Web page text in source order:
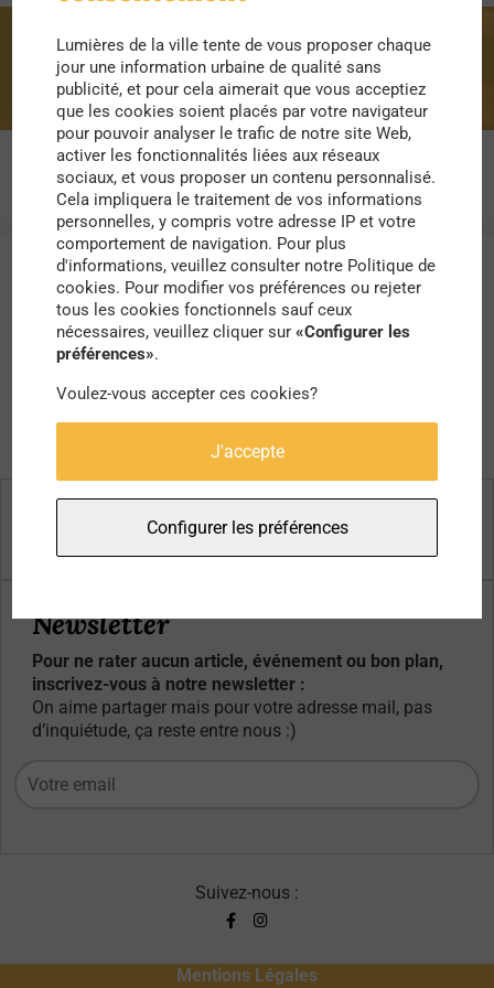
moustiques
Newsletter
Pour ne rater aucun article, événement ou bon plan,
inscrivez-vous à notre newsletter :
On aime partager mais pour votre adresse mail, pas
d’inquiétude, ça reste entre nous :)
Suivez-nous :
Mentions Légales
Lumières de la ville tente de vous proposer chaque
jour une information urbaine de qualité sans
publicité, et pour cela aimerait que vous acceptiez
que les cookies soient placés par votre navigateur
pour pouvoir analyser le trafic de notre site Web,
activer les fonctionnalités liées aux réseaux
sociaux, et vous proposer un contenu personnalisé.
Cela impliquera le traitement de vos informations
personnelles, y compris votre adresse IP et votre
comportement de navigation. Pour plus
d'informations, veuillez consulter notre Politique de
cookies. Pour modifier vos préférences ou rejeter
tous les cookies fonctionnels sauf ceux
nécessaires, veuillez cliquer sur«Configurer les
préférences».
Voulez-vous accepter ces cookies?
J'accepte
Configurer les préférences